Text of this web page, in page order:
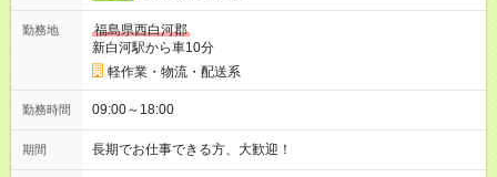
勤務地
福島県西白河郡
新白河駅から車10分
軽作業・物流・配送系
勤務時間 09:00～18:00
期間 長期でお仕事できる方、大歓迎！